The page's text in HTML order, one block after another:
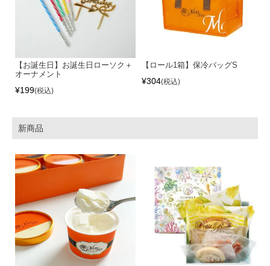
【お誕生日】お誕生日ローソク＋
オーナメント
¥199 税込
【ロール1箱】保冷バッグS
¥304 税込
新商品